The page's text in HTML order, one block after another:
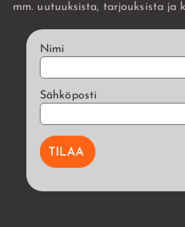
mm. uutuuksista, tarjouksista ja
Nimi
Sähköposti